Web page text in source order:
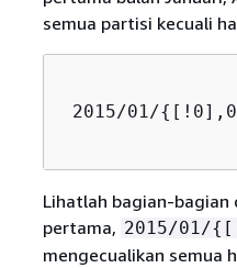
semua partisi kecuali
2015/01/{
Lihatlah bagian-bagian
pertama, 2015/01/{
mengecualikan semua